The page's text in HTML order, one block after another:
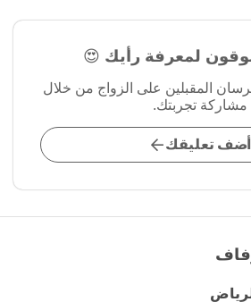
لمعرفة رأيك 😍
المقبلين على الزواج من خلال
مشاركة تجربتك.
أضف تعليقك